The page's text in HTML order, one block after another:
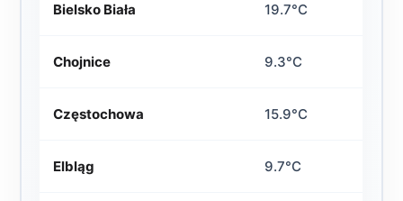
Bielsko Biała 19.7°C
Chojnice 9.3°C
Częstochowa 15.9°C
Elbląg 9.7°C